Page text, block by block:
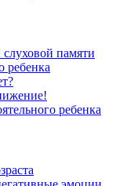
слуховой памяти
ребенка
ребенка